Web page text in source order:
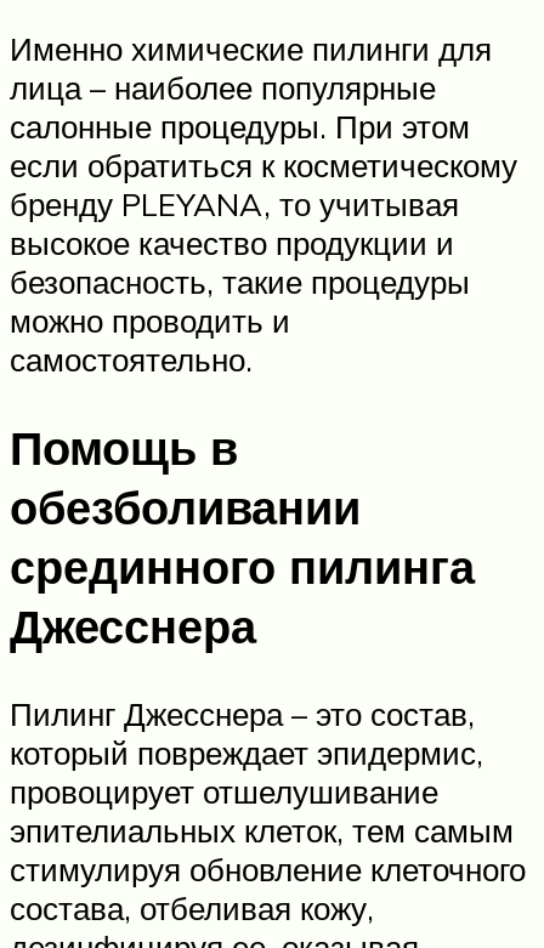
Именно химические пилинги для
лица – наиболее популярные
салонные процедуры. При этом
если обратиться к косметическому
бренду PLEYANA, то учитывая
высокое качество продукции и
безопасность, такие процедуры
можно проводить и
самостоятельно.
Помощь в
обезболивании
срединного пилинга
Джесснера
Пилинг Джесснера – это состав,
который повреждает эпидермис,
провоцирует отшелушивание
эпителиальных клеток, тем самым
стимулируя обновление клеточного
состава, отбеливая кожу,